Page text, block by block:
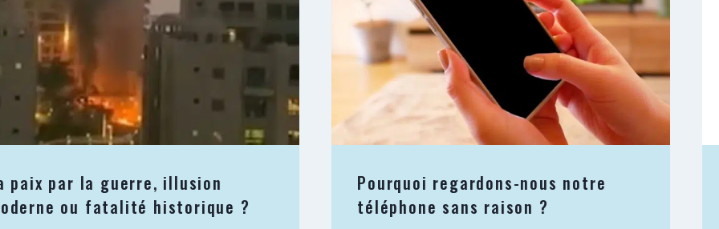
paix par la guerre, illusion
ou fatalité historique ?
Pourquoi regardons-nous notre
téléphone sans raison ?